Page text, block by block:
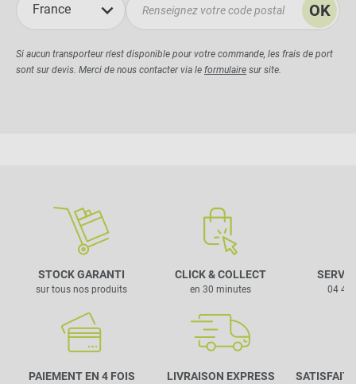
France OK
Si aucun transporteur n'est disponible pour votre commande, les frais de port
sont sur devis. Merci de nous contacter via le formulaire sur site.
STOCK GARANTI
sur tous nos produits
CLICK & COLLECT
en 30 minutes
PAIEMENT EN 4 FOIS LIVRAISON EXPRESS
04 42
SATISFAIT